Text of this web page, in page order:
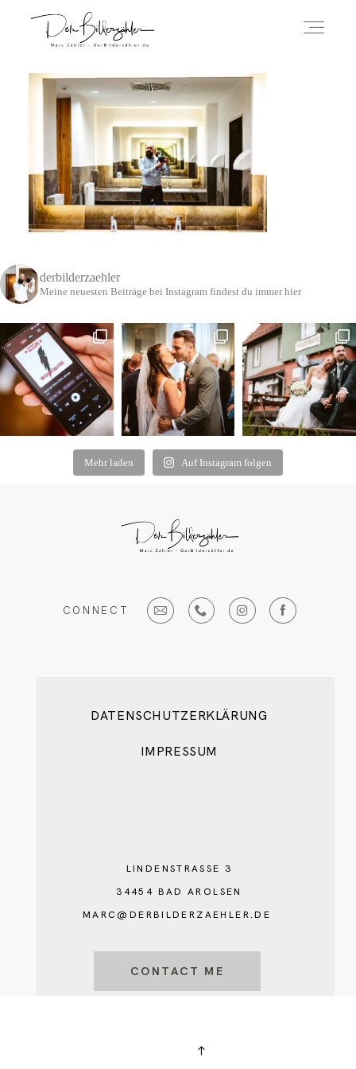
derbilderzaehler
Meine neuesten Beiträge bei Instagram findest du immer hier
Mehr laden Auf Instagram folgen
LINDENSTRASSE 3
DATENSCHUTZERKLÄRUNG
IMPRESSUM
34454 BAD AROLSEN
MARC@DERBILDERZAEHLER.DE
CONNECT
CONTACT ME
ÜBER MICH
HOCHZEITSREPORTAGEN
IMPRESSUM
DATENSCHUTZERKLÄRUNG